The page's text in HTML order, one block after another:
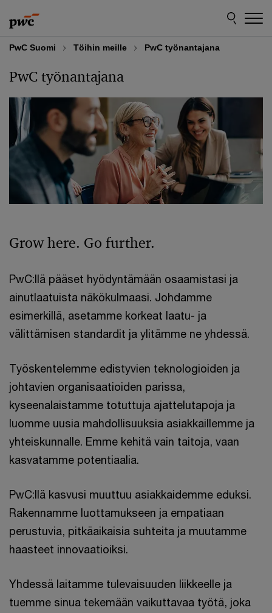
to
content
to
footer
PwC Suomi Töihin meille PwC työnantajana
PwC työnantajana
Grow here. Go further.
PwC:llä pääset hyödyntämään osaamistasi ja
ainutlaatuista näkökulmaasi. Johdamme
esimerkillä, asetamme korkeat laatu- ja
välittämisen standardit ja ylitämme ne yhdessä.
Työskentelemme edistyvien teknologioiden ja
johtavien organisaatioiden parissa,
kyseenalaistamme totuttuja ajattelutapoja ja
luomme uusia mahdollisuuksia asiakkaillemme ja
yhteiskunnalle. Emme kehitä vain taitoja, vaan
kasvatamme potentiaalia.
PwC:llä kasvusi muuttuu asiakkaidemme eduksi.
Rakennamme luottamukseen ja empatiaan
perustuvia, pitkäaikaisia suhteita ja muutamme
haasteet innovaatioiksi.
Yhdessä laitamme tulevaisuuden liikkeelle ja
tuemme sinua tekemään vaikuttavaa työtä, joka